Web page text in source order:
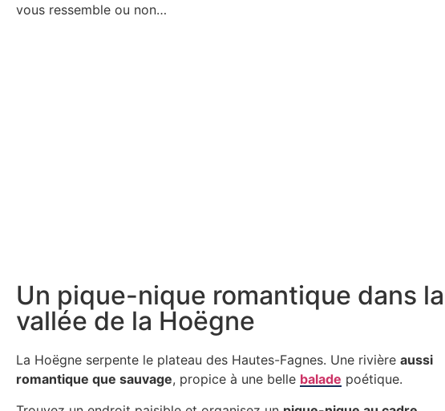
vous ressemble ou non…
Un pique-nique romantique dans la
vallée de la Hoëgne
La Hoëgne serpente le plateau des Hautes-Fagnes. Une rivière aussi
romantique que sauvage, propice à une belle balade poétique.